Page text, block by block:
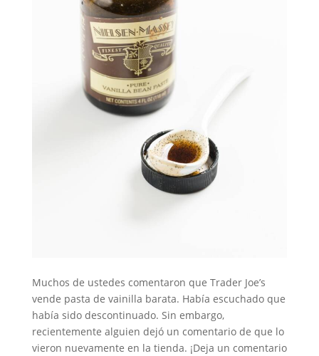
Muchos de ustedes comentaron que Trader Joe’s
vende pasta de vainilla barata. Había escuchado que
había sido descontinuado. Sin embargo,
recientemente alguien dejó un comentario de que lo
vieron nuevamente en la tienda. ¡Deja un comentario